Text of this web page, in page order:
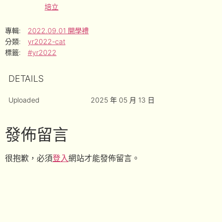
培立
專輯:
2022.09.01 開學禮
分類:
yr2022-cat
標籤:
#yr2022
DETAILS
Uploaded 2025 年 05 月 13 日
發佈留言
很抱歉，必須登入網站才能發佈留言。